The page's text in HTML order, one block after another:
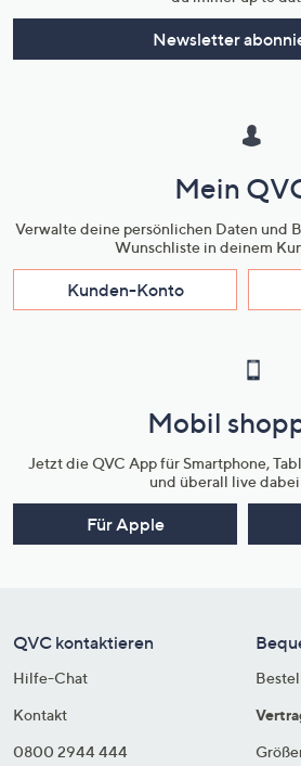
Newsletter
Mein
Verwalte deine persönlichen Daten und
Wunschliste in deinem
Kunden-Konto
Mobil
Jetzt die QVC App für Smartphone,
und überall live
Für Apple
QVC kontaktieren
Hilfe-Chat
Kontakt
0800 2944 444